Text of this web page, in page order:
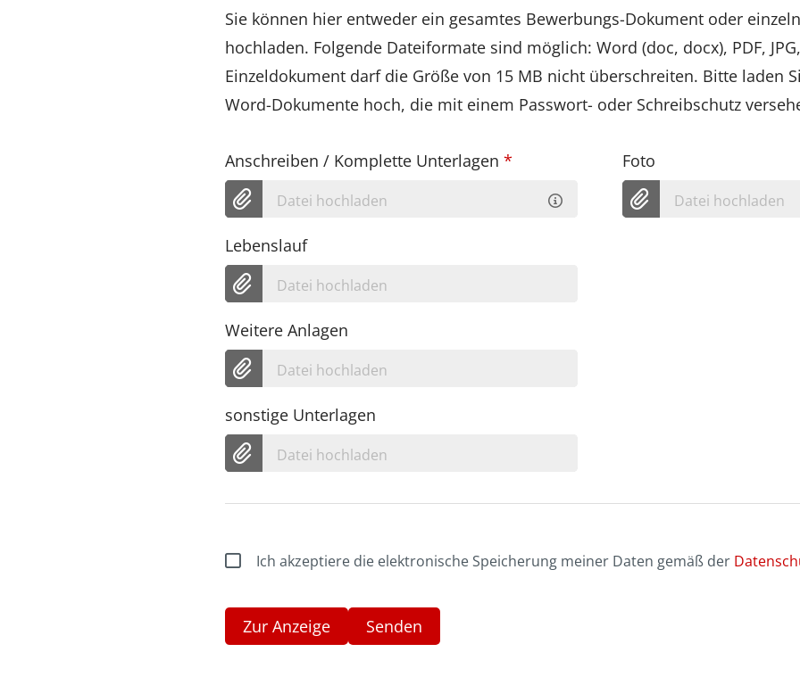
Sie können hier entweder ein gesamtes Bewerbungs-Dokument oder
hochladen. Folgende Dateiformate sind möglich: Word (doc, docx), PDF,
Einzeldokument darf die Größe von 15 MB nicht überschreiten. Bitte laden
Word-Dokumente hoch, die mit einem Passwort- oder Schreibschutz
Anschreiben / Komplette Unterlagen *
Datei hochladen
Foto
Datei hochladen
Lebenslauf
Datei hochladen
Weitere Anlagen
Datei hochladen
sonstige Unterlagen
Datei hochladen
Ich akzeptiere die elektronische Speicherung meiner Daten gemäß der
Zur Anzeige Senden